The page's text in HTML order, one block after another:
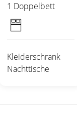
1 Doppelbett
Kleiderschrank
Nachttische